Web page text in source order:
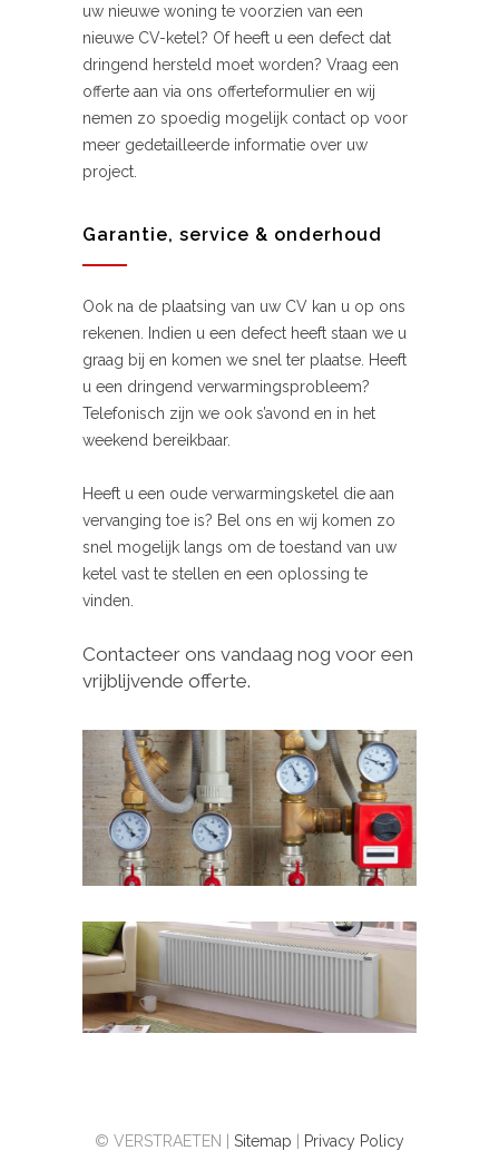
uw nieuwe woning te voorzien van een
nieuwe CV-ketel? Of heeft u een defect dat
dringend hersteld moet worden? Vraag een
offerte aan via ons offerteformulier en wij
nemen zo spoedig mogelijk contact op voor
meer gedetailleerde informatie over uw
project.
Garantie, service & onderhoud
Ook na de plaatsing van uw CV kan u op ons
rekenen. Indien u een defect heeft staan we u
graag bij en komen we snel ter plaatse. Heeft
u een dringend verwarmingsprobleem?
Telefonisch zijn we ook s’avond en in het
weekend bereikbaar.
Heeft u een oude verwarmingsketel die aan
vervanging toe is? Bel ons en wij komen zo
snel mogelijk langs om de toestand van uw
ketel vast te stellen en een oplossing te
vinden.
Contacteer ons vandaag nog voor een
vrijblijvende offerte.
© VERSTRAETEN | Sitemap Privacy Policy